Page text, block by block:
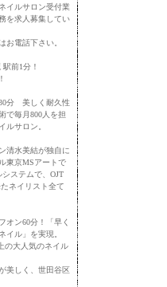
イルサロン受付業
を求人募集してい
お電話下さい。
前1分！
分 美しく耐久性
で毎月800人を担
ルサロン。
清水美結が独自に
東京MSアートで
ステムで、OJT
ネイリスト全て
オン60分！「早く
イル」を実現。
の大人気のネイル
美しく、世田谷区